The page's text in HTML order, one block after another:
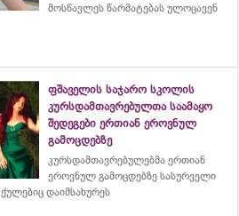
მოსწავლეს წარმატებას ულოცავენ
ფშაველის საჯარო სკოლის
კურსდამთავრებულთა საამაყო
შედეგები ერთიან ეროვნულ
გამოცდებზე
კურსდამთავრებულებმა ერთიან
ეროვნულ გამოცდებზე სასურველი
დაიმსახურეს